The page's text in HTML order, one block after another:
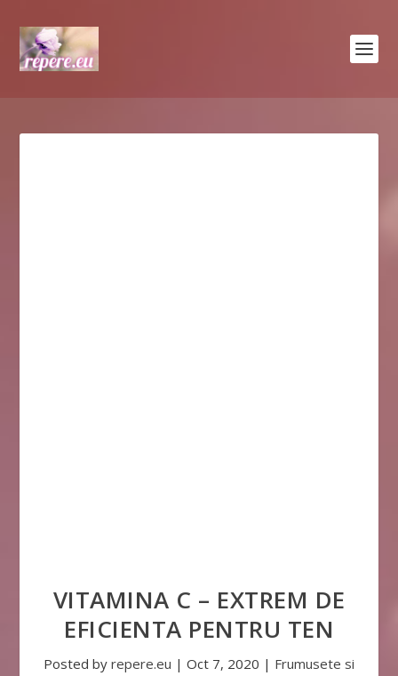
VITAMINA C – EXTREM DE
EFICIENTA PENTRU TEN
Posted by repere.eu | Oct 7, 2020 | Frumusete si